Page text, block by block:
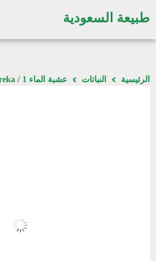
طبيعة السعودية
الرئيسية النباتات عشبة الماء 1 / Veronica heureka